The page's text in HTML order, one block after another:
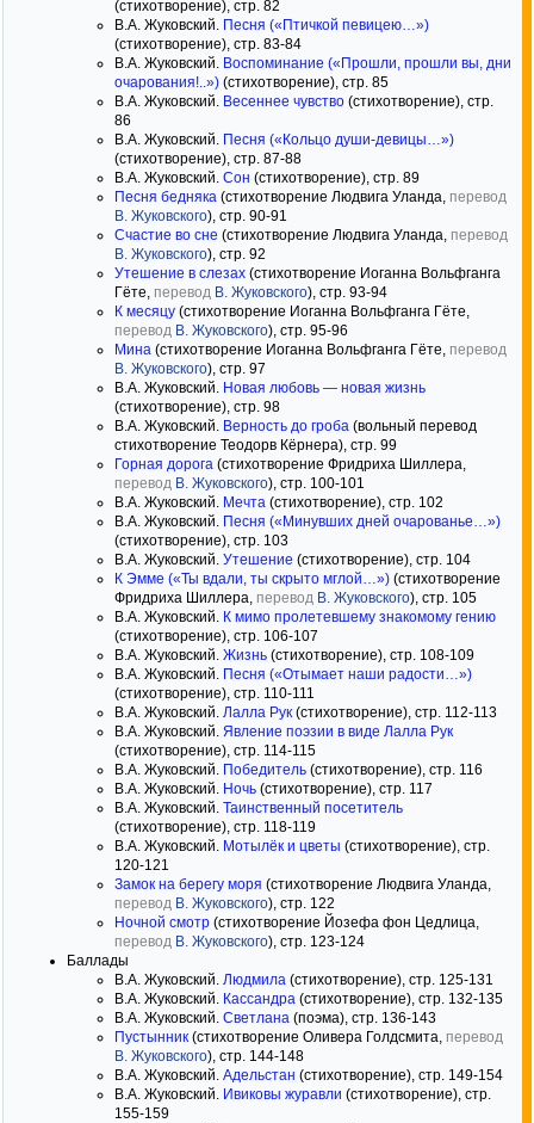
(стихотворение), стр. 82
В.А. Жуковский. Песня («Птичкой певицею…»)
(стихотворение), стр. 83-84
В.А. Жуковский. Воспоминание («Прошли, прошли вы, дни
очарования!..») (стихотворение), стр. 85
В.А. Жуковский. Весеннее чувство (стихотворение), стр.
86
В.А. Жуковский. Песня («Кольцо души-девицы…»)
(стихотворение), стр. 87-88
В.А. Жуковский. Сон (стихотворение), стр. 89
Песня бедняка (стихотворение Людвига Уланда, перевод
В. Жуковского), стр. 90-91
Счастие во сне (стихотворение Людвига Уланда, перевод
В. Жуковского), стр. 92
Утешение в слезах (стихотворение Иоганна Вольфганга
Гёте, перевод В. Жуковского), стр. 93-94
К месяцу (стихотворение Иоганна Вольфганга Гёте,
перевод В. Жуковского), стр. 95-96
Мина (стихотворение Иоганна Вольфганга Гёте, перевод
В. Жуковского), стр. 97
В.А. Жуковский. Новая любовь — новая жизнь
(стихотворение), стр. 98
В.А. Жуковский. Верность до гроба (вольный перевод
стихотворение Теодорв Кёрнера), стр. 99
Горная дорога (стихотворение Фридриха Шиллера,
перевод В. Жуковского), стр. 100-101
В.А. Жуковский. Мечта (стихотворение), стр. 102
В.А. Жуковский. Песня («Минувших дней очарованье…»)
(стихотворение), стр. 103
В.А. Жуковский. Утешение (стихотворение), стр. 104
К Эмме («Ты вдали, ты скрыто мглой…») (стихотворение
Фридриха Шиллера, перевод В. Жуковского), стр. 105
В.А. Жуковский. К мимо пролетевшему знакомому гению
(стихотворение), стр. 106-107
В.А. Жуковский. Жизнь (стихотворение), стр. 108-109
В.А. Жуковский. Песня («Отымает наши радости…»)
(стихотворение), стр. 110-111
В.А. Жуковский. Лалла Рук (стихотворение), стр. 112-113
В.А. Жуковский. Явление поэзии в виде Лалла Рук
(стихотворение), стр. 114-115
В.А. Жуковский. Победитель (стихотворение), стр. 116
В.А. Жуковский. Ночь (стихотворение), стр. 117
В.А. Жуковский. Таинственный посетитель
(стихотворение), стр. 118-119
В.А. Жуковский. Мотылёк и цветы (стихотворение), стр.
120-121
Замок на берегу моря (стихотворение Людвига Уланда,
перевод В. Жуковского), стр. 122
Ночной смотр (стихотворение Йозефа фон Цедлица,
перевод В. Жуковского), стр. 123-124
Баллады
В.А. Жуковский. Людмила (стихотворение), стр. 125-131
В.А. Жуковский. Кассандра (стихотворение), стр. 132-135
В.А. Жуковский. Светлана (поэма), стр. 136-143
Пустынник (стихотворение Оливера Голдсмита, перевод
В. Жуковского), стр. 144-148
В.А. Жуковский. Адельстан (стихотворение), стр. 149-154
В.А. Жуковский. Ивиковы журавли (стихотворение), стр.
155-159